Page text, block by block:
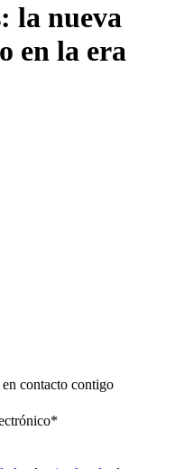
la nueva
en la era
contacto contigo